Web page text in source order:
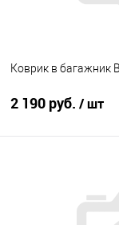
Коврик в багажник
2 190 руб. / шт
Купить в 1 клик